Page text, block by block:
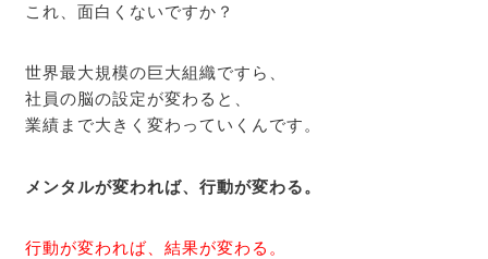
これ、面白くないですか？
世界最大規模の巨大組織ですら、
社員の脳の設定が変わると、
業績まで大きく変わっていくんです。
メンタルが変われば、行動が変わる。
行動が変われば、結果が変わる。